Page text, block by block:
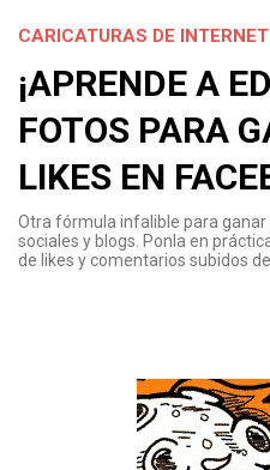
CARICATURAS DE
¡APRENDE A
FOTOS PARA
LIKES EN
Otra fórmula infalible para ganar
sociales y blogs. Ponla en
de likes y comentarios subidos